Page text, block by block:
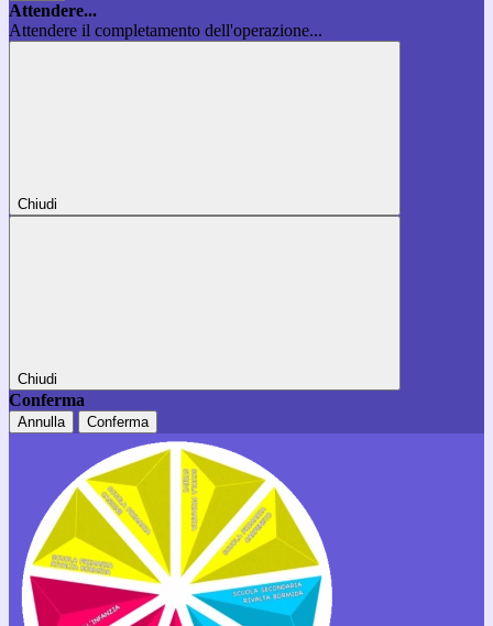
Attendere...
Attendere il completamento dell'operazione...
Chiudi
Chiudi
Conferma
Annulla Conferma